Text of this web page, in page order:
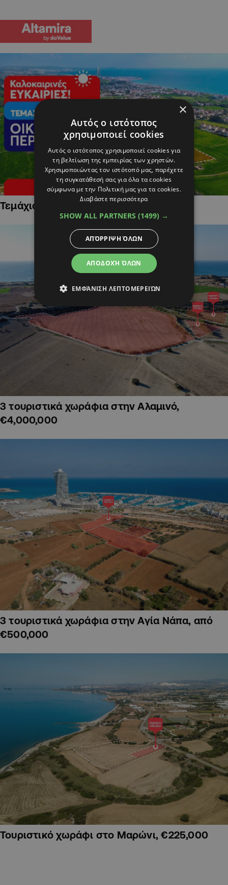
Τεμάχια Γης σε Οικιστικές Περιοχές
3 τουριστικά χωράφια στην Αλαμινό,
€4,000,000
3 τουριστικά χωράφια στην Αγία Νάπα, από
€500,000
Τουριστικό χωράφι στο Μαρώνι, €225,000
×
Αυτός ο ιστότοπος
χρησιμοποιεί cookies
Αυτός ο ιστότοπος χρησιμοποιεί cookies για
τη βελτίωση της εμπειρίας των χρηστών.
Χρησιμοποιώντας τον ιστότοπό μας, παρέχετε
τη συγκατάθεσή σας για όλα τα cookies
σύμφωνα με την Πολιτική μας για τα cookies.
Διαβάστε περισσότερα
SHOW ALL PARTNERS (1499) →
ΑΠΟΔΟΧΉ ΌΛΩΝ
ΑΠΌΡΡΙΨΗ ΌΛΩΝ
ΕΜΦΆΝΙΣΗ ΛΕΠΤΟΜΕΡΕΙΏΝ